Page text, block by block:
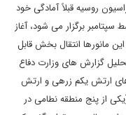
روسیه قبلاً آمادگی خود
زاپاد-۲۰۲۱ که در اواسط سپتامبر برگزار می شود، آغاز
مانورها انتقال بخش قابل
گزارش های وزارت دفاع
ارتش یکم زرهی و ارتش
از پنج منطقه نطامی در